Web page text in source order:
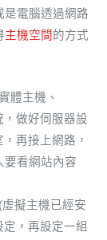
是電腦透過網路
主機空間的方式
體主機、
做好伺服器設
再接上網路，
要看網站內容
(虛擬主機已經安
，再設定一組